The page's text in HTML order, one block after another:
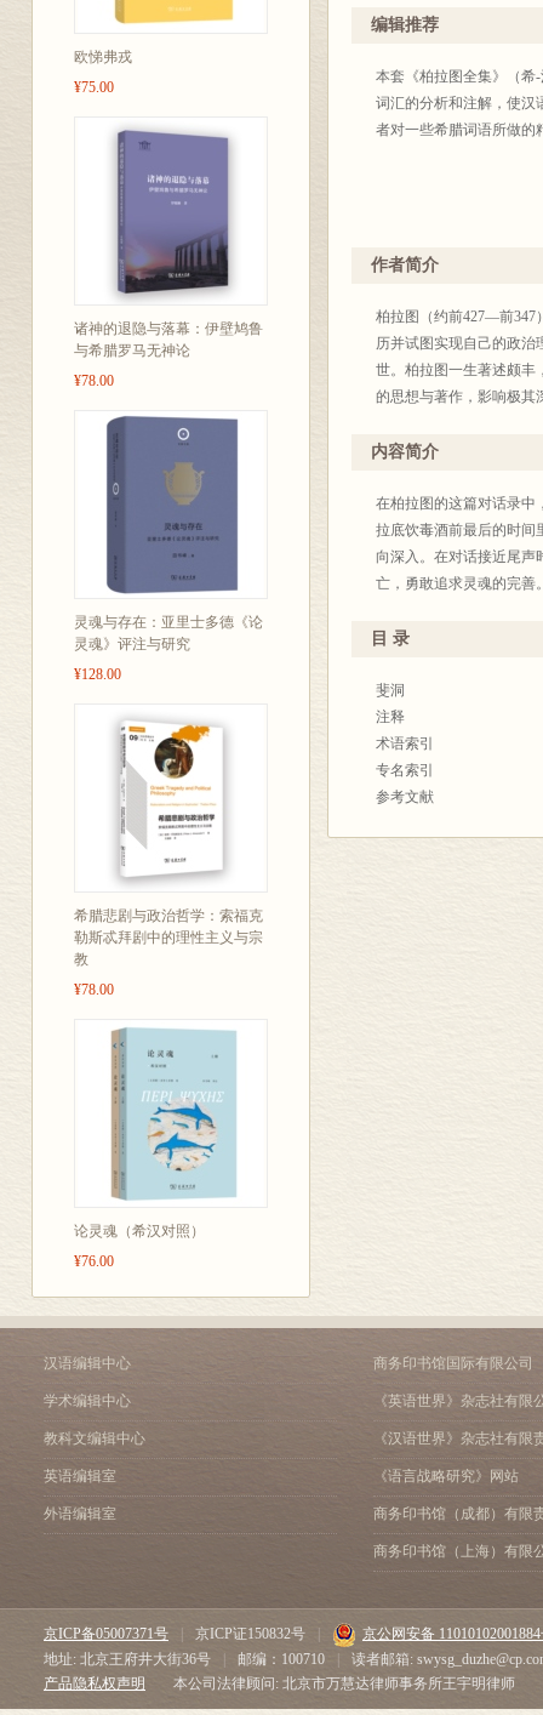
欧悌弗戎
¥75.00
诸神的退隐与落幕：伊壁鸠鲁
与希腊罗马无神论
¥78.00
灵魂与存在：亚里士多德《论
灵魂》评注与研究
¥128.00
希腊悲剧与政治哲学：索福克
勒斯忒拜剧中的理性主义与宗
教
¥78.00
论灵魂（希汉对照）
¥76.00
编辑推荐
本套《柏拉图全集》（希
词汇的分析和注解，使汉
者对一些希腊词语所做的
作者简介
柏拉图（约前427—前347
历并试图实现自己的政治
世。柏拉图一生著述颇丰
的思想与著作，影响极其
内容简介
在柏拉图的这篇对话录中
拉底饮毒酒前最后的时间
向深入。在对话接近尾声
亡，勇敢追求灵魂的完善
目 录
斐洞
注释
术语索引
专名索引
参考文献
汉语编辑中心
学术编辑中心
教科文编辑中心
英语编辑室
外语编辑室
商务印书馆国际有限公司
《英语世界》杂志社有限
《汉语世界》杂志社有限
《语言战略研究》网站
商务印书馆（成都）有限
商务印书馆（上海）有限
京ICP备05007371号 京ICP证150832号
京公网安备
地址: 北京王府井大街36号
邮编：100710
读者邮箱:
产品隐私权声明
本公司法律顾问: 北京市万慧达律师事务所王宇明律师